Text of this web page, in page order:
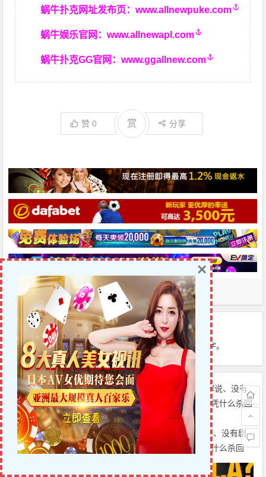
所属分类： 扑克新闻
蜗牛扑克网址发布页：www.allnewpuke.com
蜗牛娱乐官网：www.allnewapl.com
蜗牛扑克GG官网：www.ggallnew.com
赞0 赏 分享
版权声明：本站原创文章，于2025年11月2日
07:57:22，由6up扑克之星发表，共 4979 字。
【EV扑克】WSOP主赛事“拖时
间门”：为躺赚2万美金，他磨了
【EV扑克】没有解说、没有剧
本，这档扑克节目凭什么杀回
×